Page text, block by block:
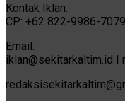
Kontak Iklan:
CP: +62 822-9986-7079
Email:
iklan@sekitarkaltim.id I